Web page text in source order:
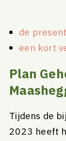
de
een kort
Plan
Tijdens de
2023 heeft